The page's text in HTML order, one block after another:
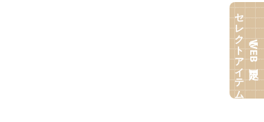
【WEB限定】
セレクトアイテム